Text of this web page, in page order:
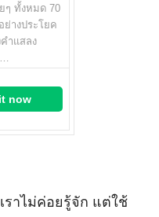
ๆ ทั้งหมด 70
างประโยค
ำแสลง
…
now
ราไม่ค่อยรู้จัก แต่ใช้